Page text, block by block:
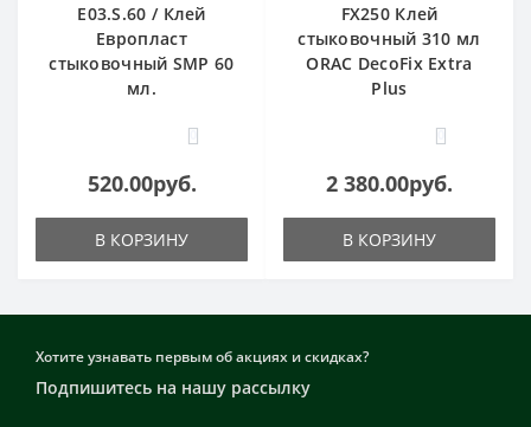
E03.S.60 / Клей
Европласт
стыковочный SMP 60
мл.
0
520.00руб.
В КОРЗИНУ
FX250 Клей
стыковочный 310 мл
ORAC DecoFix Extra
Plus
0
2 380.00руб.
В КОРЗИНУ
Хотите узнавать первым об акциях и скидках?
Подпишитесь на нашу рассылку